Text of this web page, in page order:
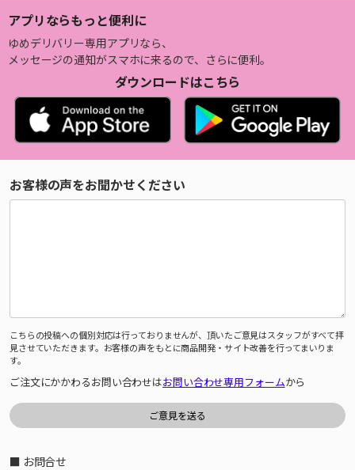
アプリならもっと便利に
ゆめデリバリー専用アプリなら、
メッセージの通知がスマホに来るので、さらに便利。
ダウンロードはこちら
お客様の声をお聞かせください
こちらの投稿への個別対応は行っておりませんが、頂いたご意見はスタッフがすべて拝
見させていただきます。お客様の声をもとに商品開発・サイト改善を行ってまいりま
す。
ご注文にかかわるお問い合わせはお問い合わせ専用フォームから
■ お問合せ